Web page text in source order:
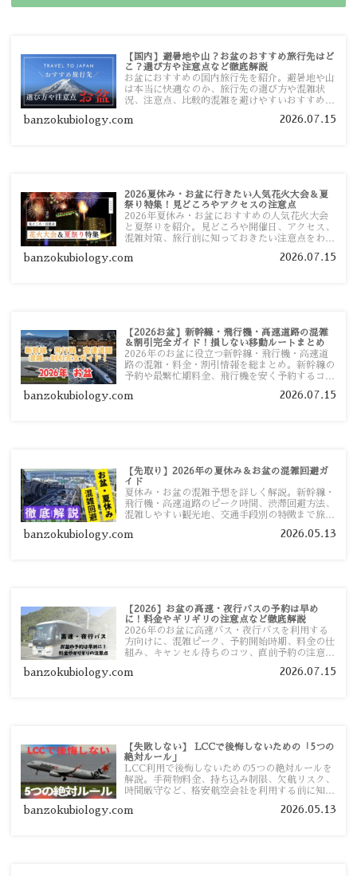
【国内】避暑地や山？お盆のおすすめ旅行先はど
こ？選び方や注意点など徹底解説
お盆におすすめの国内旅行先を紹介。避暑地や山
は本当に快適なのか、旅行先の選び方や混雑状
況、注意点、比較的混雑を避けやすいおすすめス
す。
banzokubiology.com 2026.07.15
2026夏休み・お盆に行きたい人気花火大会＆夏
祭り特集！見どころやアクセスの注意点
2026年夏休み・お盆におすすめの人気花火大会
と夏祭りを紹介。見どころや開催日、アクセス、
混雑対策、旅行前に知っておきたい注意点をわか
banzokubiology.com 2026.07.15
【2026お盆】新幹線・飛行機・高速道路の混雑
＆割引完全ガイド！損しない移動ルートまとめ
2026年のお盆に役立つ新幹線・飛行機・高速道
路の混雑・料金・割引情報を総まとめ。新幹線の
予約や最繁忙期料金、飛行機を安く予約するコ
い移動方法を分かりやすく解説します。
banzokubiology.com 2026.07.15
【先取り】2026年の夏休み＆お盆の混雑回避ガ
イド
夏休み・お盆の混雑予想を詳しく解説。新幹線・
飛行機・高速道路のピーク時間、渋滞回避方法、
混雑しやすい観光地、交通手段別の特徴まで旅行
banzokubiology.com 2026.05.13
【2026】お盆の高速・夜行バスの予約は早め
に！料金やギリギリの注意点など徹底解説
2026年のお盆に高速バス・夜行バスを利用する
方向けに、混雑ピーク、予約開始時期、料金の仕
組み、キャンセル待ちのコツ、直前予約の注意点
banzokubiology.com 2026.07.15
【失敗しない】 LCCで後悔しないための「5つの
絶対ルール」
LCC利用で後悔しないための5つの絶対ルールを
解説。手荷物料金、持ち込み制限、欠航リスク、
時間厳守など、格安航空会社を利用する前に知っ
す。
banzokubiology.com 2026.05.13